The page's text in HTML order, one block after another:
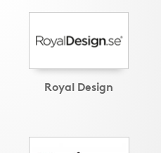
Royal Design